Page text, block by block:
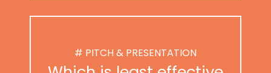
# PITCH & PRESENTATION